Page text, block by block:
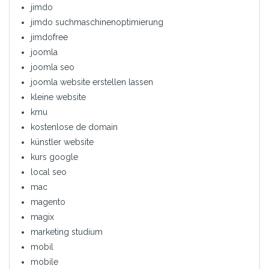
jimdo
jimdo suchmaschinenoptimierung
jimdofree
joomla
joomla seo
joomla website erstellen lassen
kleine website
kmu
kostenlose de domain
künstler website
kurs google
local seo
mac
magento
magix
marketing studium
mobil
mobile